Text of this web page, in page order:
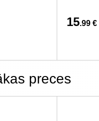
15.99 €
preces